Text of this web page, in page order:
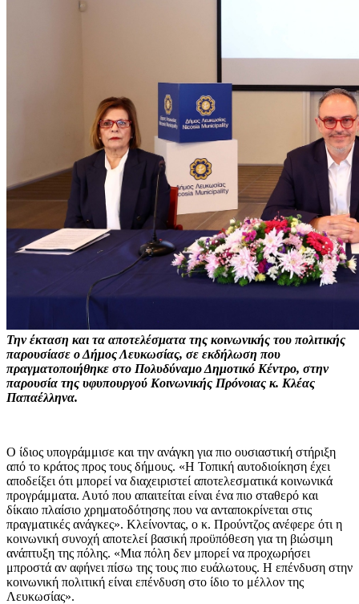
Την έκταση και τα αποτελέσματα της κοινωνικής του πολιτικής
παρουσίασε ο Δήμος Λευκωσίας, σε εκδήλωση που
πραγματοποιήθηκε στο Πολυδύναμο Δημοτικό Κέντρο, στην
παρουσία της υφυπουργού Κοινωνικής Πρόνοιας κ. Κλέας
Παπαέλληνα.
Ο ίδιος υπογράμμισε και την ανάγκη για πιο ουσιαστική στήριξη
από το κράτος προς τους δήμους. «Η Τοπική αυτοδιοίκηση έχει
αποδείξει ότι μπορεί να διαχειριστεί αποτελεσματικά κοινωνικά
προγράμματα. Αυτό που απαιτείται είναι ένα πιο σταθερό και
δίκαιο πλαίσιο χρηματοδότησης που να ανταποκρίνεται στις
πραγματικές ανάγκες». Κλείνοντας, ο κ. Προύντζος ανέφερε ότι η
κοινωνική συνοχή αποτελεί βασική προϋπόθεση για τη βιώσιμη
ανάπτυξη της πόλης. «Μια πόλη δεν μπορεί να προχωρήσει
μπροστά αν αφήνει πίσω της τους πιο ευάλωτους. Η επένδυση στην
κοινωνική πολιτική είναι επένδυση στο ίδιο το μέλλον της
Λευκωσίας».